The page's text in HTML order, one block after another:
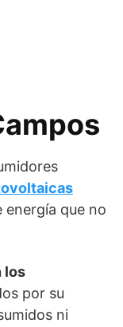
energía que no
los
por su
ni